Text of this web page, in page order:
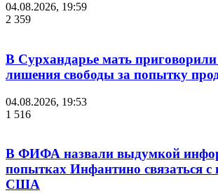
04.08.2026, 19:59
2 359
В Сурхандарье мать
лишения свободы за попытку
04.08.2026, 19:53
1 516
В ФИФА назвали выдумкой
попытках Инфантино связаться с
США